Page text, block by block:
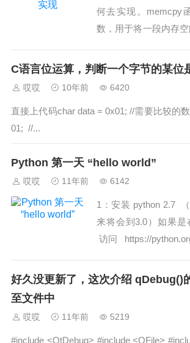
何去实现。memcpy
数，用于将一段内存
C语言位运算，判断一个字节的某位
哎哎 10年前 6420
直接上代码char data = 0x01; //需要比较的
01; //...
Python 第一天 “hello world”
哎哎 11年前 6142
1：安装 python 2.7
来将会到3.0）如果是
访问 https://
好久没更新了，这次介绍 qDebug()
至文件中
哎哎 11年前 5219
#include <QtDebug> #include <QFile>